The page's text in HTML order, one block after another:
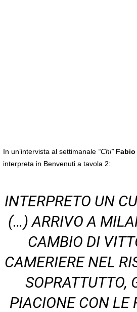
In un’intervista al settimanale “Chi” Fabio
interpreta in Benvenuti a tavola 2:
INTERPRETO UN
(…) ARRIVO A
CAMBIO DI
CAMERIERE NEL
SOPRATTUTTO,
PIACIONE CON LE